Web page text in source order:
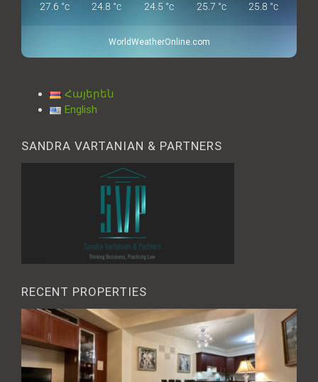
27.6 °c 24.8 °c 24.5 °c 25.7 °c 25.8 °c
WorldWeatherOnline.com
Հայերեն
English
SANDRA VARTANIAN & PARTNERS
RECENT PROPERTIES